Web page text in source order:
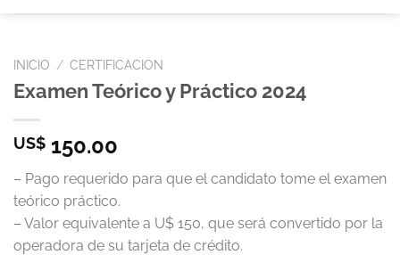
INICIO / CERTIFICACION
Examen Teórico y Práctico 2024
US$ 150.00
– Pago requerido para que el candidato tome el examen
teórico práctico.
– Valor equivalente a U$ 150, que será convertido por la
operadora de su tarjeta de crédito.